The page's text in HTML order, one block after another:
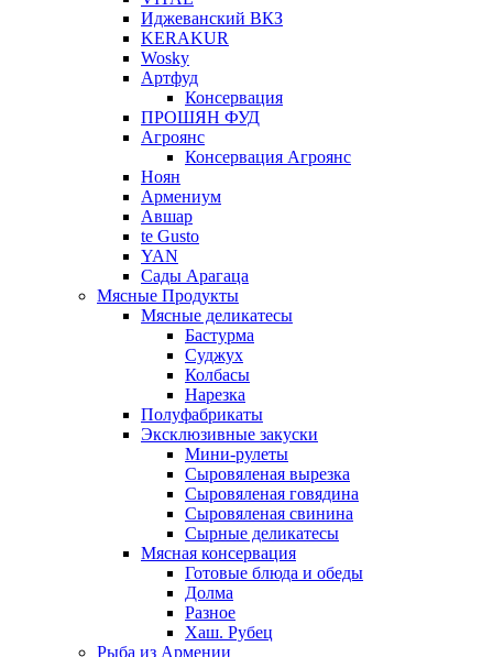
Иджеванский ВКЗ
KERAKUR
Wosky
Артфуд
Консервация
ПРОШЯН ФУД
Агроянс
Консервация Агроянс
Ноян
Армениум
Авшар
te Gusto
YAN
Сады Арагаца
Мясные Продукты
Мясные деликатесы
Бастурма
Суджух
Колбасы
Нарезка
Полуфабрикаты
Эксклюзивные закуски
Мини-рулеты
Сыровяленая вырезка
Сыровяленая говядина
Сыровяленая свинина
Сырные деликатесы
Мясная консервация
Готовые блюда и обеды
Долма
Разное
Хаш. Рубец
Рыба из Армении